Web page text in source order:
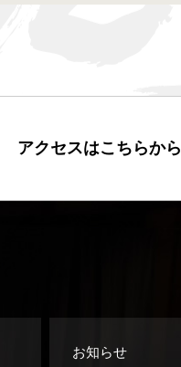
アクセスはこちらから
お知らせ